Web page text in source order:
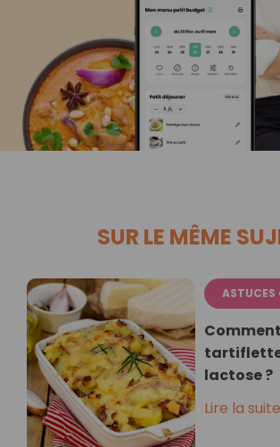
SUR LE MÊME
ASTUCES
lactose ?
Lire la suite